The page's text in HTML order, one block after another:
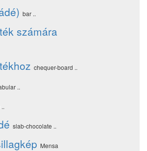
bar ..
számára
chequer-board ..
..
slab-chocolate ..
Mensa